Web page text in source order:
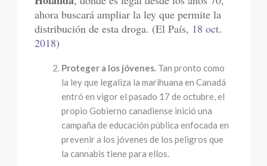
ahora buscará ampliar la ley que permite la
distribución de esta droga. (El País, 18 oct.
2018)
Proteger a los jóvenes. Tan pronto como
la ley que legaliza la marihuana en Canadá
entró en vigor el pasado 17 de octubre, el
propio Gobierno canadiense inició una
campaña de educación pública enfocada en
prevenir a los jóvenes de los peligros que
la cannabis tiene para ellos.